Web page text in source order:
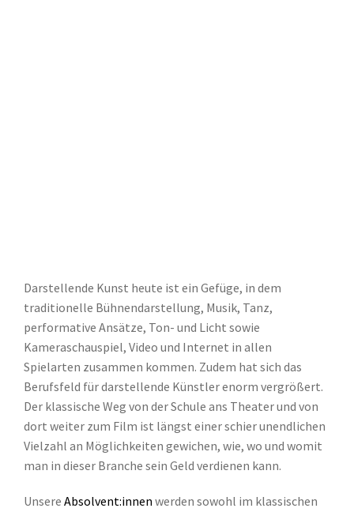
Darstellende Kunst heute ist ein Gefüge, in dem
traditionelle Bühnendarstellung, Musik, Tanz,
performative Ansätze, Ton- und Licht sowie
Kameraschauspiel, Video und Internet in allen
Spielarten zusammen kommen. Zudem hat sich das
Berufsfeld für darstellende Künstler enorm vergrößert.
Der klassische Weg von der Schule ans Theater und von
dort weiter zum Film ist längst einer schier unendlichen
Vielzahl an Möglichkeiten gewichen, wie, wo und womit
man in dieser Branche sein Geld verdienen kann.
Unsere Absolvent:innen werden sowohl im klassischen